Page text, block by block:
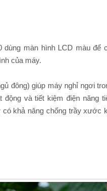
dùng màn hình LCD màu để
của máy.
đông) giúp máy nghỉ ngơi
động và tiết kiệm điện năng
có khả năng chống trầy xước